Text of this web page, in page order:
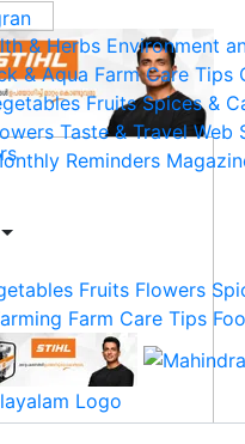
& Herbs Environment
& Aqua Farm Care Tips
Fruits Spices &
Taste & Travel Web
Reminders
Fruits Flowers
Farm Care Tips